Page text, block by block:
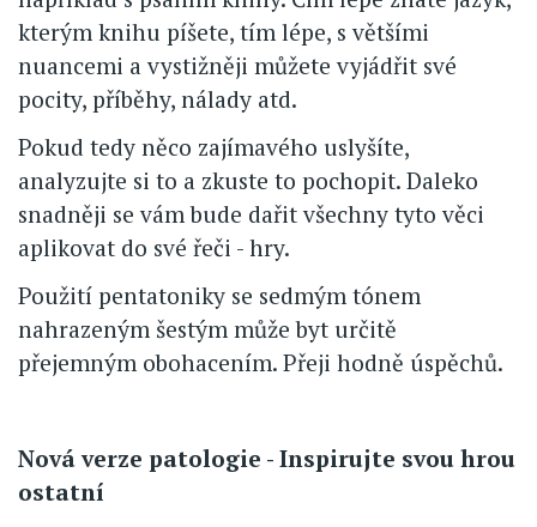
kterým knihu píšete, tím lépe, s většími
nuancemi a vystižněji můžete vyjádřit své
pocity, příběhy, nálady atd.
Pokud tedy něco zajímavého uslyšíte,
analyzujte si to a zkuste to pochopit. Daleko
snadněji se vám bude dařit všechny tyto věci
aplikovat do své řeči - hry.
Použití pentatoniky se sedmým tónem
nahrazeným šestým může byt určitě
přejemným obohacením. Přeji hodně úspěchů.
Nová verze patologie - Inspirujte svou hrou
ostatní